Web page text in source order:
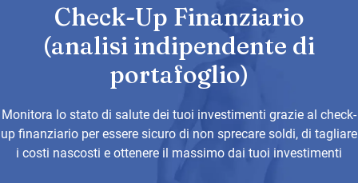
Check-Up Finanziario
(analisi indipendente di
portafoglio)
Monitora lo stato di salute dei tuoi investimenti grazie al check-
up finanziario per essere sicuro di non sprecare soldi, di tagliare
i costi nascosti e ottenere il massimo dai tuoi investimenti